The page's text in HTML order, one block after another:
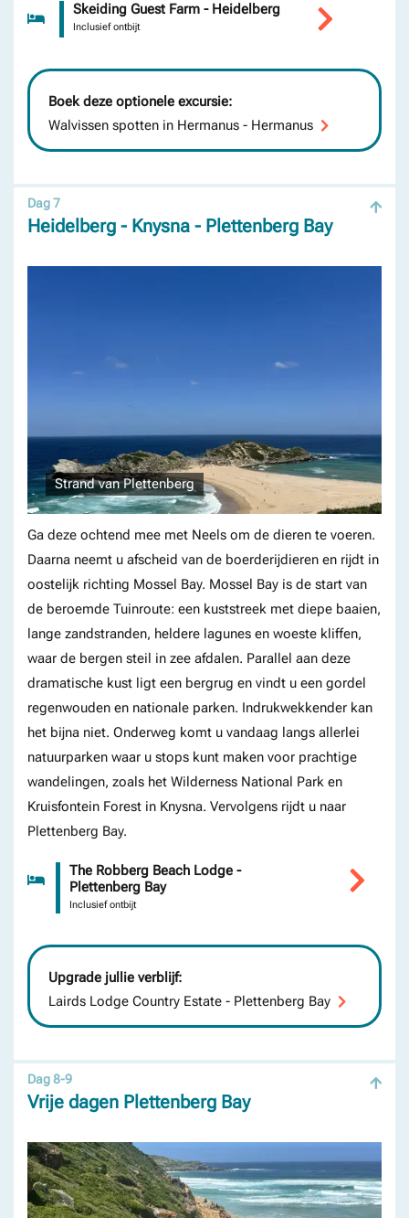
Skeiding Guest Farm - Heidelberg
Inclusief ontbijt
Boek deze optionele excursie:
Walvissen spotten in Hermanus - Hermanus
Heidelberg - Knysna - Plettenberg Bay
Dag 7
Ga deze ochtend mee met Neels om de dieren te voeren.
Daarna neemt u afscheid van de boerderijdieren en rijdt in
oostelijk richting Mossel Bay. Mossel Bay is de start van
de beroemde Tuinroute: een kuststreek met diepe baaien,
lange zandstranden, heldere lagunes en woeste kliffen,
waar de bergen steil in zee afdalen. Parallel aan deze
dramatische kust ligt een bergrug en vindt u een gordel
regenwouden en nationale parken. Indrukwekkender kan
het bijna niet. Onderweg komt u vandaag langs allerlei
natuurparken waar u stops kunt maken voor prachtige
wandelingen, zoals het Wilderness National Park en
Kruisfontein Forest in Knysna. Vervolgens rijdt u naar
Plettenberg Bay.
The Robberg Beach Lodge -
Plettenberg Bay
Inclusief ontbijt
Upgrade jullie verblijf:
Lairds Lodge Country Estate - Plettenberg Bay
Strand van Plettenberg
Vrije dagen Plettenberg Bay
Dag 8-9